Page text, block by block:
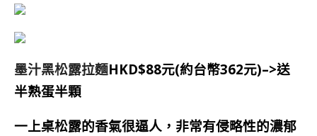
墨汁黑松露拉麵HKD$88元(約台幣362元)–>送
半熟蛋半顆
一上桌松露的香氣很逼人，非常有侵略性的濃郁